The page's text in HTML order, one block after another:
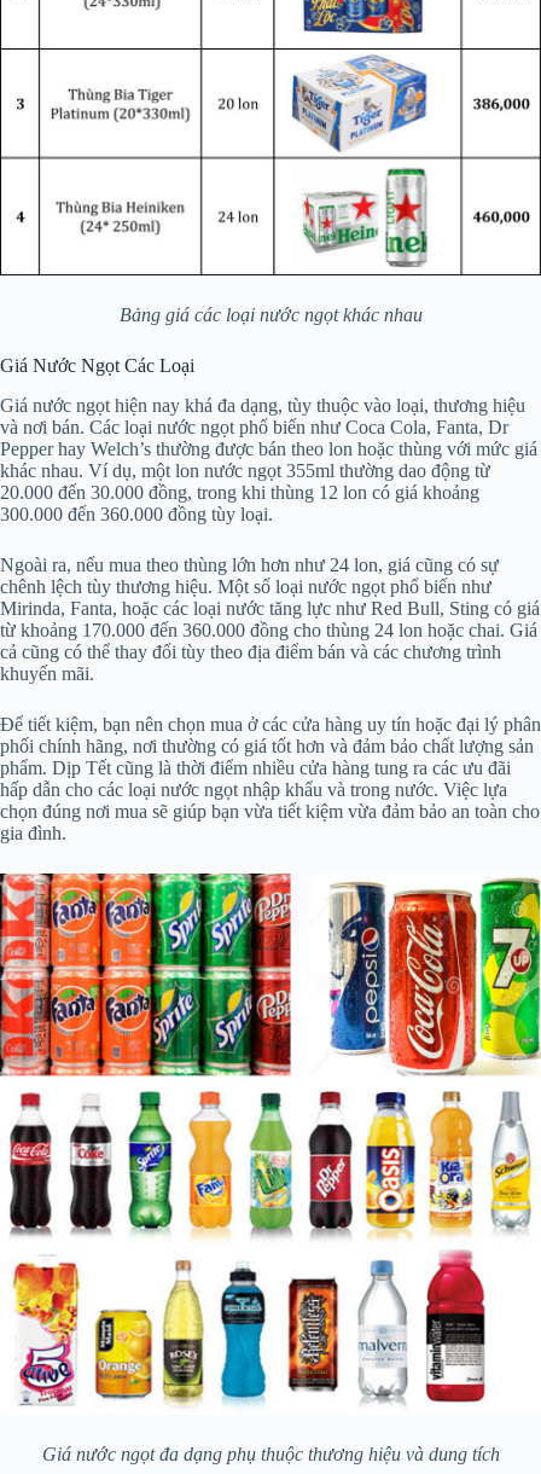
Bảng giá các loại nước ngọt khác nhau
Giá Nước Ngọt Các Loại
Giá nước ngọt hiện nay khá đa dạng, tùy thuộc vào loại, thương hiệu
và nơi bán. Các loại nước ngọt phổ biến như Coca Cola, Fanta, Dr
Pepper hay Welch’s thường được bán theo lon hoặc thùng với mức giá
khác nhau. Ví dụ, một lon nước ngọt 355ml thường dao động từ
20.000 đến 30.000 đồng, trong khi thùng 12 lon có giá khoảng
300.000 đến 360.000 đồng tùy loại.
Ngoài ra, nếu mua theo thùng lớn hơn như 24 lon, giá cũng có sự
chênh lệch tùy thương hiệu. Một số loại nước ngọt phổ biến như
Mirinda, Fanta, hoặc các loại nước tăng lực như Red Bull, Sting có giá
từ khoảng 170.000 đến 360.000 đồng cho thùng 24 lon hoặc chai. Giá
cả cũng có thể thay đổi tùy theo địa điểm bán và các chương trình
khuyến mãi.
Để tiết kiệm, bạn nên chọn mua ở các cửa hàng uy tín hoặc đại lý phân
phối chính hãng, nơi thường có giá tốt hơn và đảm bảo chất lượng sản
phẩm. Dịp Tết cũng là thời điểm nhiều cửa hàng tung ra các ưu đãi
hấp dẫn cho các loại nước ngọt nhập khẩu và trong nước. Việc lựa
chọn đúng nơi mua sẽ giúp bạn vừa tiết kiệm vừa đảm bảo an toàn cho
gia đình.
Giá nước ngọt đa dạng phụ thuộc thương hiệu và dung tích